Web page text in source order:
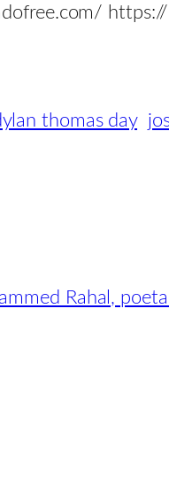
thomas day
Rahal,